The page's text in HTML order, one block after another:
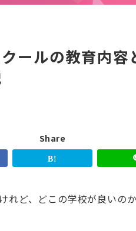
ールの教育内
Share
れど、どこの学校が良いの